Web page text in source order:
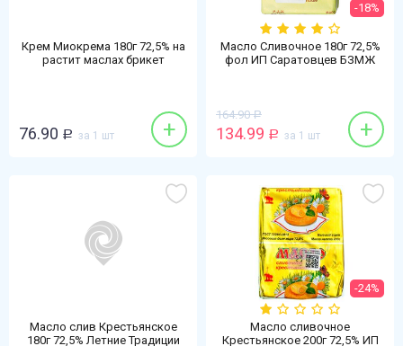
Крем Миокрема 180г 72,5% на
растит маслах брикет
76.90 Р за 1 шт +
-18%
Масло Сливочное 180г 72,5%
фол ИП Саратовцев БЗМЖ
164.90 Р
134.99 Р за 1 шт +
Масло слив Крестьянское
180г 72,5% Летние Традиции
-24%
Масло сливочное
Крестьянское 200г 72,5% ИП